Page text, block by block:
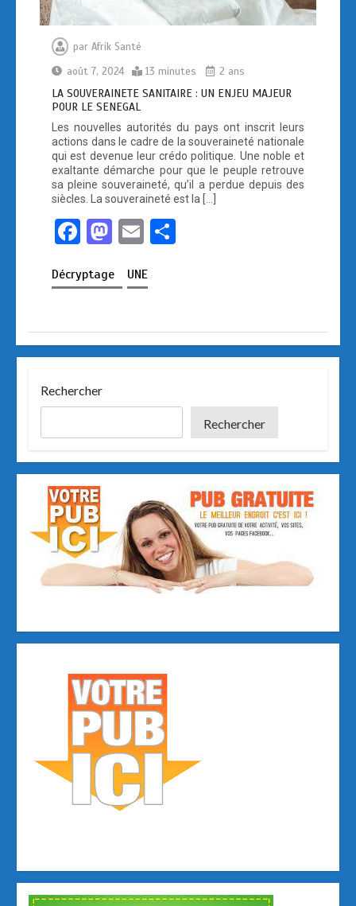
par Afrik Santé
août 7, 2024
13 minutes 2 ans
LA SOUVERAINETE SANITAIRE : UN ENJEU MAJEUR
POUR LE SENEGAL
Les nouvelles autorités du pays ont inscrit leurs
actions dans le cadre de la souveraineté nationale
qui est devenue leur crédo politique. Une noble et
exaltante démarche pour que le peuple retrouve
sa pleine souveraineté, qu’il a perdue depuis des
siècles. La souveraineté est la […]
F
ce
o
o
k
M
st
d
o
E
ail
er
Décryptage UNE
Rechercher
Rechercher